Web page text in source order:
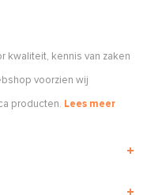
kwaliteit, kennis van zaken
voorzien wij
producten. Lees meer